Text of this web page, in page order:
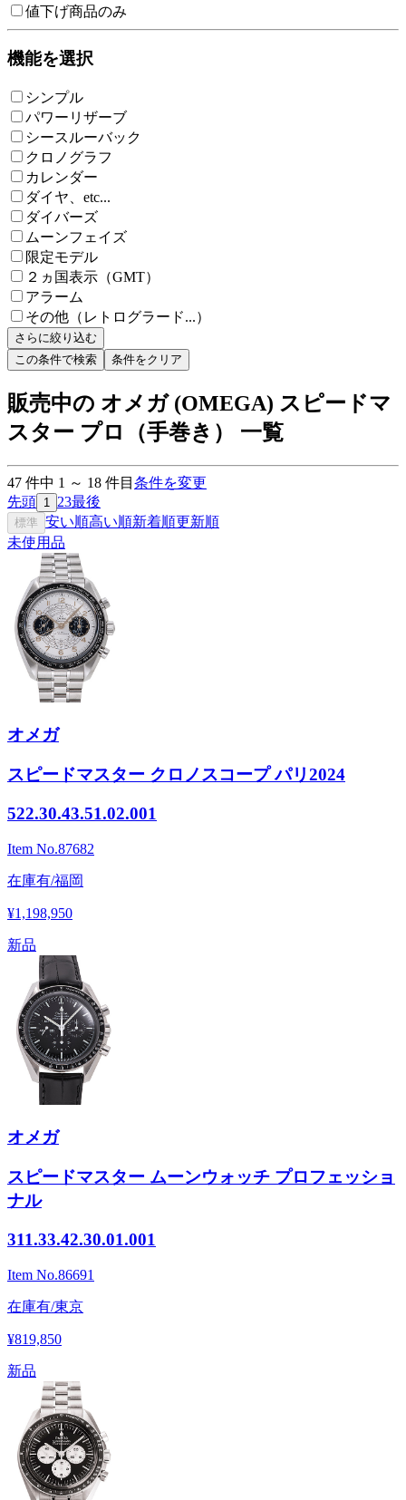
値下げ商品のみ
機能を選択
シンプル
パワーリザーブ
シースルーバック
クロノグラフ
カレンダー
ダイヤ、etc...
ダイバーズ
ムーンフェイズ
限定モデル
２ヵ国表示（GMT）
アラーム
その他（レトログラード...）
さらに絞り込む
この条件で検索
条件をクリア
販売中の オメガ (OMEGA) スピードマ
スター プロ（手巻き） 一覧
47 件中 1 ～ 18 件目 条件を変更
先頭 1 23最後
標準 安い順高い順新着順更新順
未使用品
オメガ
スピードマスター クロノスコープ パリ2024
522.30.43.51.02.001
Item No.87682
在庫有/福岡
¥1,198,950
新品
オメガ
スピードマスター ムーンウォッチ プロフェッショ
ナル
311.33.42.30.01.001
Item No.86691
在庫有/東京
¥819,850
新品